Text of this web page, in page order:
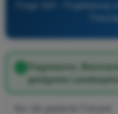
Frage 345 - Flugleistung
Tragreserve,
geeignete